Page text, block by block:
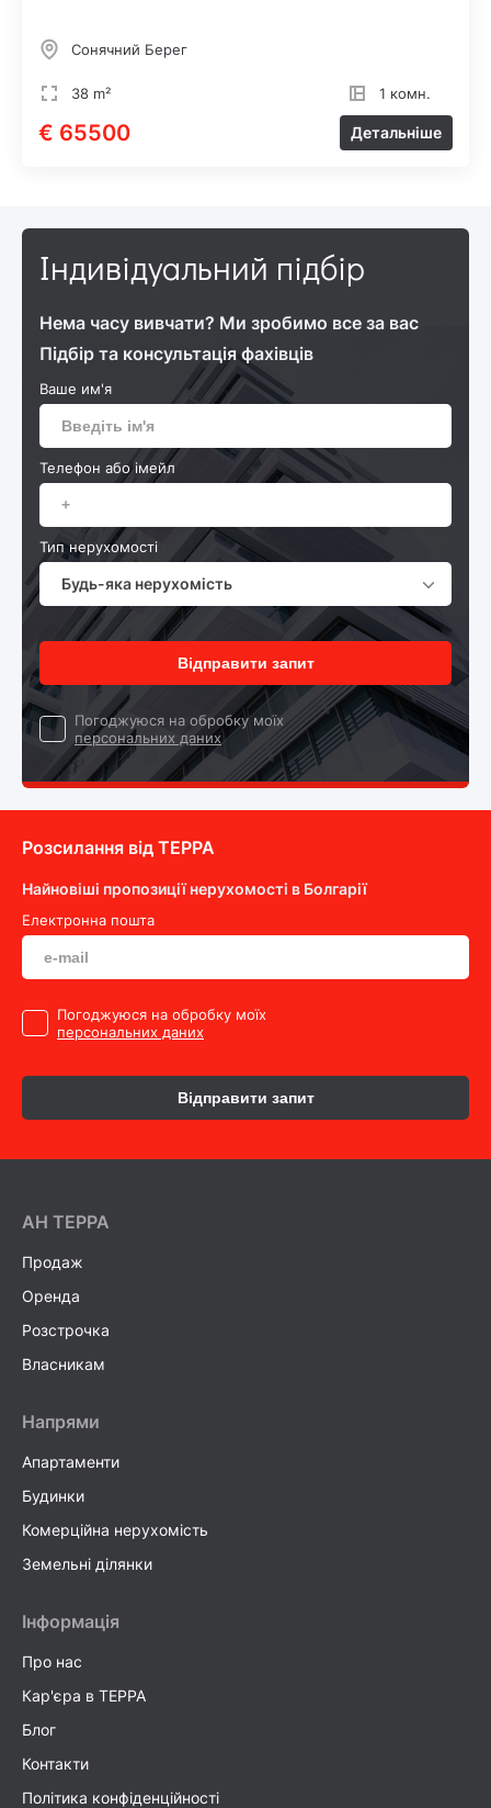
Сонячний Берег
38 m² 1 комн.
€ 65500 Детальніше
Індивідуальний підбір
Нема часу вивчати? Ми зробимо все за вас
Підбір та консультація фахівців
Ваше им'я
Телефон або імейл
Тип нерухомості
Будь-яка нерухомість
Відправити запит
Погоджуюся на обробку моїх
персональних даних
Розсилання від ТEPPA
Найновіші пропозиції нерухомості в Болгарії
Електронна пошта
Погоджуюся на обробку моїх
персональних даних
Відправити запит
AH ТEPPA
Продаж
Оренда
Розстрочка
Власникам
Напрями
Апартаменти
Будинки
Комерційна нерухомість
Земельні ділянки
Інформація
Про нас
Кар'єра в TEPPA
Блог
Контакти
Політика конфіденційності